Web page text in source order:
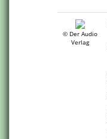
© Der Audio
Verlag